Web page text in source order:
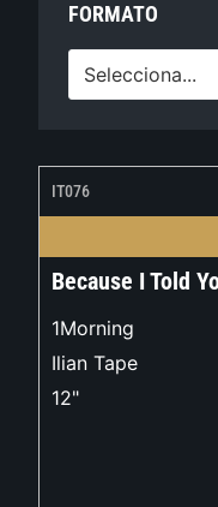
FORMATO
Selecciona...
IT076
Because I Told
1Morning
Ilian Tape
12"